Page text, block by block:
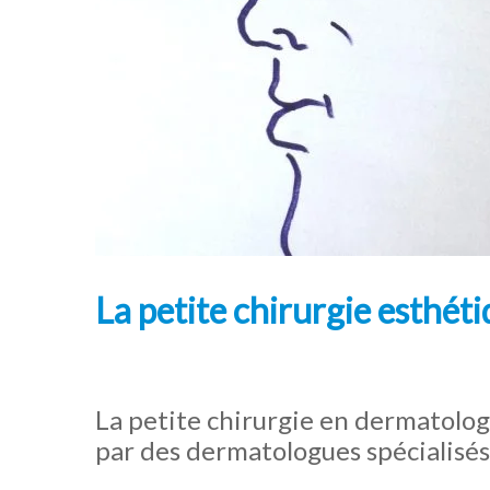
La petite chirurgie
La petite chirurgie en
par des dermatologues